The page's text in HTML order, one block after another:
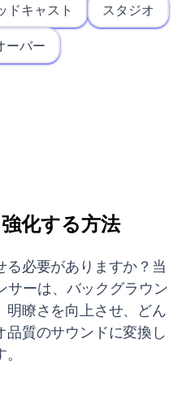
ドキャスト スタジオ
ーバー
化する方法
必要がありますか？当
ーは、バックグラウン
明瞭さを向上させ、どん
質のサウンドに変換し